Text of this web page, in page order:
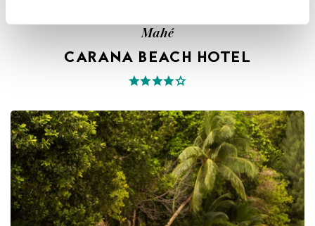
Mahé
CARANA BEACH HOTEL